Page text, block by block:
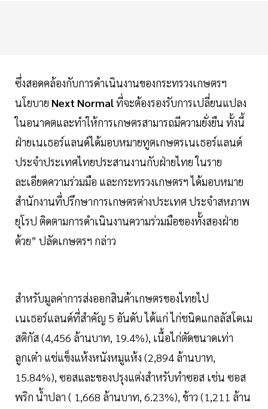
ซึ่งสอดคล้องกับการดำเนินงานของกระทรวงเกษตรฯ
นโยบาย Next Normalที่จะต้องรองรับการเปลี่ยนแปลง
ในอนาคตและทำให้การเกษตรสามารถมีความยั่งยืน ทั้งนี้
ฝ่ายเนเธอร์แลนด์ได้มอบหมายทูตเกษตรเนเธอร์แลนด์
ประจำประเทศไทยประสานงานกับฝ่ายไทย ในราย
ละเอียดความร่วมมือ และกระทรวงเกษตรฯ ได้มอบหมาย
สำนักงานที่ปรึกษาการเกษตรต่างประเทศ ประจำสหภาพ
ยุโรป ติดตามการดำเนินงานความร่วมมือของทั้งสองฝ่าย
ด้วย” ปลัดเกษตรฯ กล่าว
สำหรับมูลค่าการส่งออกสินค้าเกษตรของไทยไป
เนเธอร์แลนด์ที่สำคัญ 5 อันดับ ได้แก่ ไก่ชนิดแกลลัสโดเม
สติกัส (4,456 ล้านบาท, 19.4%), เนื้อไก่ตัดขนาดเท่า
ลูกเต๋า แช่แข็งแห้งหนังหมูแห้ง (2,894 ล้านบาท,
15.84%), ซอสและของปรุงแต่งสำหรับทำซอส เช่น ซอส
พริก น้ำปลา ( 1,668 ล้านบาท, 6.23%), ข้าว (1,211 ล้าน